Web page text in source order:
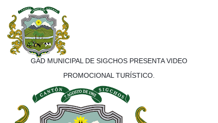
GAD MUNICIPAL DE SIGCHOS PRESENTA VIDEO
PROMOCIONAL TURÍSTICO.